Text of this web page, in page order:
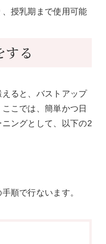
授乳期まで使用可能
る
ると、バストアップ
こでは、簡単かつ日
ングとして、以下の2
順で行ないます。